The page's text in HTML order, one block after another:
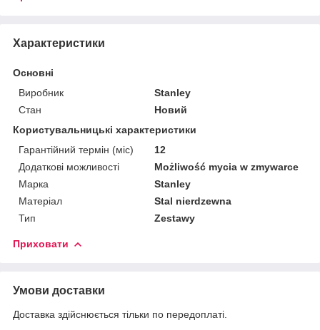
Характеристики
Основні
Виробник
Stanley
Стан
Новий
Користувальницькі характеристики
Гарантійний термін (міс)
12
Додаткові можливості
Możliwość mycia w zmywarce
Марка
Stanley
Матеріал
Stal nierdzewna
Тип
Zestawy
Приховати
Умови доставки
Доставка здійснюється тільки по передоплаті.